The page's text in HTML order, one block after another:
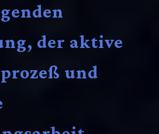
der aktive
und